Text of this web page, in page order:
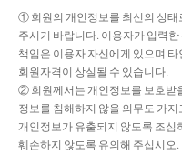
① 회원의 개인정보를 최신의 상태
주시기 바랍니다. 이용자가 입력
책임은 이용자 자신에게 있으며
회원자격이 상실될 수 있습니다.
② 회원께서는 개인정보를 보호받
정보를 침해하지 않을 의무도 가
개인정보가 유출되지 않도록 조
훼손하지 않도록 유의해 주십시오.